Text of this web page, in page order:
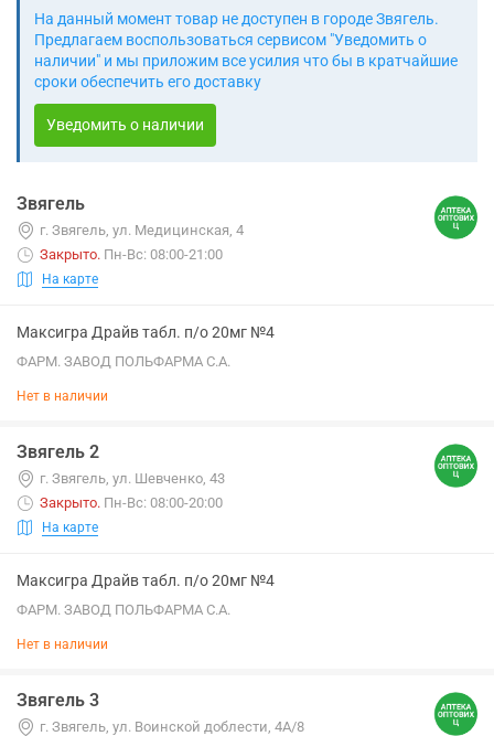
На данный момент товар не доступен в городе Звягель.
Предлагаем воспользоваться сервисом "Уведомить о
наличии" и мы приложим все усилия что бы в кратчайшие
сроки обеспечить его доставку
Уведомить о наличии
Звягель
г. Звягель, ул. Медицинская, 4
Закрыто. Пн-Вс: 08:00-21:00
На карте
Максигра Драйв табл. п/о 20мг №4
ФАРМ. ЗАВОД ПОЛЬФАРМА С.А.
Нет в наличии
Звягель 2
г. Звягель, ул. Шевченко, 43
Закрыто. Пн-Вс: 08:00-20:00
На карте
Максигра Драйв табл. п/о 20мг №4
ФАРМ. ЗАВОД ПОЛЬФАРМА С.А.
Нет в наличии
Звягель 3
г. Звягель, ул. Воинской доблести, 4А/8